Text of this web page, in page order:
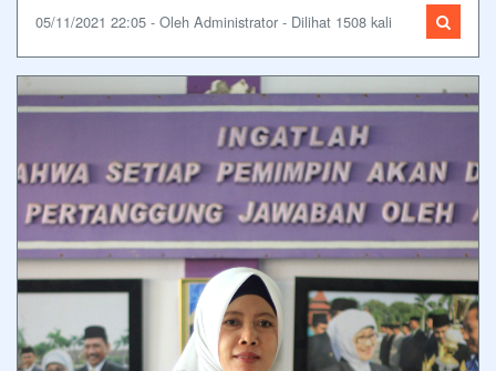
05/11/2021 22:05 - Oleh Administrator - Dilihat 1508 kali